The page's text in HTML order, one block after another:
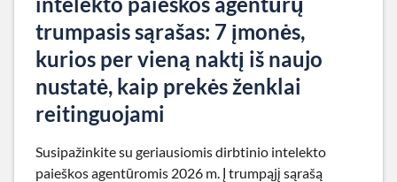
trumpasis sąrašas: 7 įmonės,
kurios per vieną naktį iš naujo
nustatė, kaip prekės ženklai
reitinguojami
Susipažinkite su geriausiomis dirbtinio intelekto
paieškos agentūromis 2026 m. Į trumpąjį sąrašą